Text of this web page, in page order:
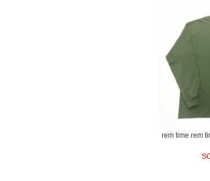
rem time rem